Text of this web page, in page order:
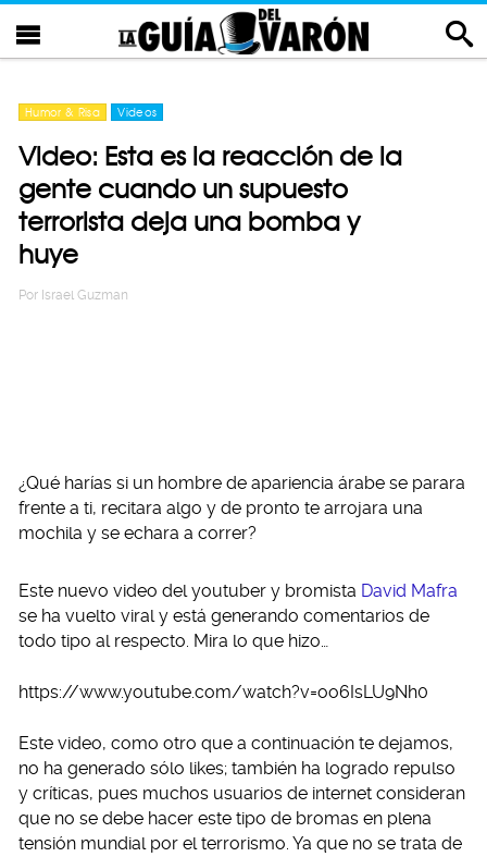
Humor & Risa Videos
Video: Esta es la reacción de la
gente cuando un supuesto
terrorista deja una bomba y
huye
Por Israel Guzman
¿Qué harías si un hombre de apariencia árabe se parara
frente a ti, recitara algo y de pronto te arrojara una
mochila y se echara a correr?
Este nuevo video del youtuber y bromista David Mafra
se ha vuelto viral y está generando comentarios de
todo tipo al respecto. Mira lo que hizo…
https://www.youtube.com/watch?v=oo6IsLU9Nh0
Este video, como otro que a continuación te dejamos,
no ha generado sólo likes; también ha logrado repulso
y críticas, pues muchos usuarios de internet consideran
que no se debe hacer este tipo de bromas en plena
tensión mundial por el terrorismo. Ya que no se trata de